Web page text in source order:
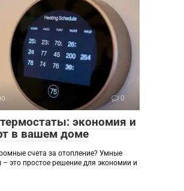
0
экономия и
в вашем доме
счета за отопление? Умные
– это простое решение для экономии и